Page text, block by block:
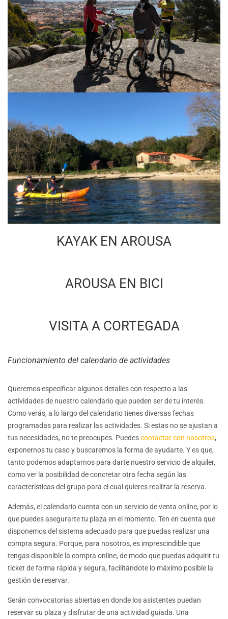
AROUSA EN BICI
Conoce A Illa de Arousa en bici. La opción más cómoda y
sostenible para disfrutar de los lugares más emblemáticos de
la isla.
VISITA A LA ISLA DE
CORTEGADA
El kayak se convierte en una opción fantástica para conocer
la isla de Cortegada, Parque Nacional das Illas Atlánticas de
Galicia.
KAYAK EN AROUSA
AROUSA EN BICI
VISITA A CORTEGADA
Funcionamiento del calendario de actividades
Queremos especificar algunos detalles con respecto a las
actividades de nuestro calendario que pueden ser de tu interés.
Como verás, a lo largo del calendario tienes diversas fechas
programadas para realizar las actividades. Si estas no se ajustan a
tus necesidades, no te preocupes. Puedescontactar con nosotros,
exponernos tu caso y buscaremos la forma de ayudarte. Y es que,
tanto podemos adaptarnos para darte nuestro servicio de alquiler,
como ver la posibilidad de concretar otra fecha según las
características del grupo para el cual quieres realizar la reserva.
Además, el calendario cuenta con un servicio de venta online, por lo
que puedes asegurarte tu plaza en el momento. Ten en cuenta que
disponemos del sistema adecuado para que puedas realizar una
compra segura. Porque, para nosotros, es imprescindible que
tengas disponible la compra online, de modo que puedas adquirir tu
ticket de forma rápida y segura, facilitándote lo máximo posible la
gestión de reservar.
Serán convocatorias abiertas en donde los asistentes puedan
reservar su plaza y disfrutar de una actividad guiada. Una